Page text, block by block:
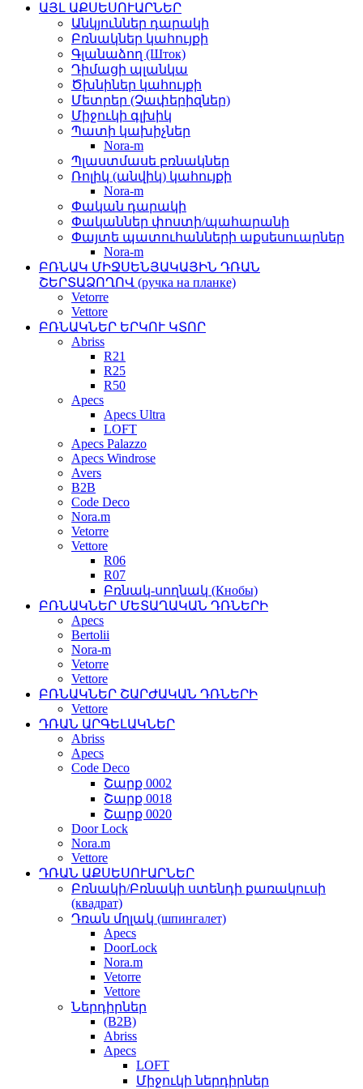
ԱՅԼ ԱՔՍԵՍՈՒԱՐՆԵՐ
Անկյուններ դարակի
Բռնակներ կահույքի
Գլանաձող (Шток)
Դիմացի պլանկա
Ծխնիներ կահույքի
Մետրեր (Չափերիզներ)
Միջուկի գլխիկ
Պատի կախիչներ
Nora-m
Պլաստմասե բռնակներ
Ռոլիկ (անվիկ) կահույքի
Nora-m
Փական դարակի
Փականներ փոստի/պահարանի
Փայտե պատուհանների աքսեսուարներ
Nora-m
ԲՌՆԱԿ ՄԻՋՍԵՆՅԱԿԱՅԻՆ ԴՌԱՆ
ՇԵՐՏԱՁՈՂՈՎ (ручка на планке)
Vetorre
Vettore
ԲՌՆԱԿՆԵՐ ԵՐԿՈՒ ԿՏՈՐ
Abriss
R21
R25
R50
Apecs
Apecs Ultra
LOFT
Apecs Palazzo
Apecs Windrose
Avers
B2B
Code Deco
Nora.m
Vetorre
Vettore
R06
R07
Բռնակ-սողնակ (Кнобы)
ԲՌՆԱԿՆԵՐ ՄԵՏԱՂԱԿԱՆ ԴՌՆԵՐԻ
Apecs
Bertolii
Nora-m
Vetorre
Vettore
ԲՌՆԱԿՆԵՐ ՇԱՐԺԱԿԱՆ ԴՌՆԵՐԻ
Vettore
ԴՌԱՆ ԱՐԳԵԼԱԿՆԵՐ
Abriss
Apecs
Code Deco
Շարք 0002
Շարք 0018
Շարք 0020
Door Lock
Nora.m
Vettore
ԴՌԱՆ ԱՔՍԵՍՈՒԱՐՆԵՐ
Բռնակի/Բռնակի ստենդի քառակուսի
(квадрат)
Դռան մղլակ (шпингалет)
Apecs
DoorLock
Nora.m
Vetorre
Vettore
Ներդիրներ
(B2B)
Abriss
Apecs
LOFT
Միջուկի ներդիրներ